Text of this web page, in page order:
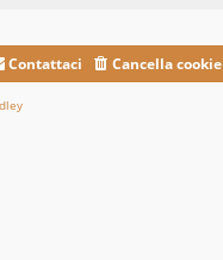
Cancella cookie
Contattaci